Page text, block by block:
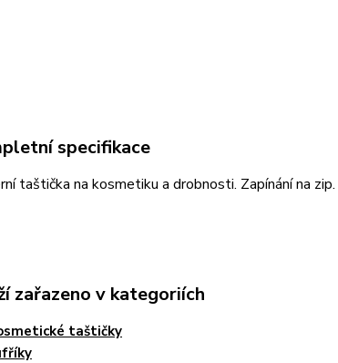
specifikace
taštička na kosmetiku a drobnosti. Zapínání na
zařazeno v kategoriích
taštičky